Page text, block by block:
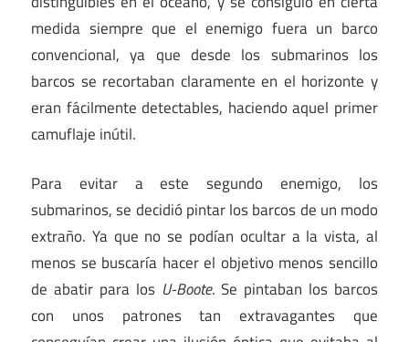
medida siempre que el enemigo fuera un barco
convencional, ya que desde los submarinos los
barcos se recortaban claramente en el horizonte y
eran fácilmente detectables, haciendo aquel primer
camuflaje inútil.
Para evitar a este segundo enemigo, los
submarinos, se decidió pintar los barcos de un modo
extraño. Ya que no se podían ocultar a la vista, al
menos se buscaría hacer el objetivo menos sencillo
de abatir para los U-Boote. Se pintaban los barcos
con unos patrones tan extravagantes que